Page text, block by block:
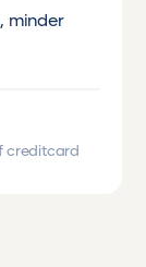
minder
creditcard